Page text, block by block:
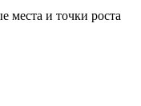
места и точки роста